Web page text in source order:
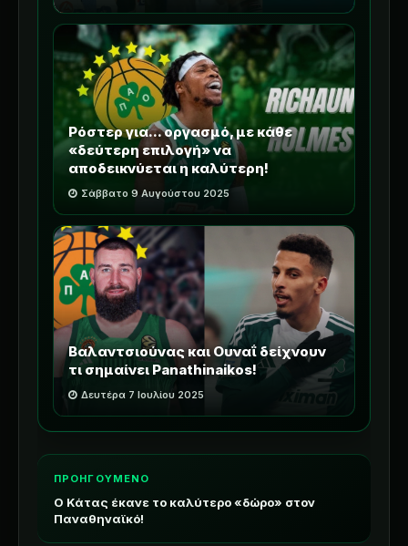
Ρόστερ για... οργασμό, με κάθε
«δεύτερη επιλογή» να
αποδεικνύεται η καλύτερη!
Σάββατο 9 Αυγούστου 2025
Βαλαντσιούνας και Ουναΐ δείχνουν
τι σημαίνει Panathinaikos!
Δευτέρα 7 Ιουλίου 2025
ΠΡΟΗΓΟΥΜΕΝΟ
Ο Κάτας έκανε το καλύτερο «δώρο» στον
Παναθηναϊκό!